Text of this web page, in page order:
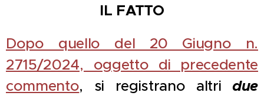
IL FATTO
Dopo quello del 20 Giugno n.
2715/2024, oggetto di precedente
commento, si registrano altri due